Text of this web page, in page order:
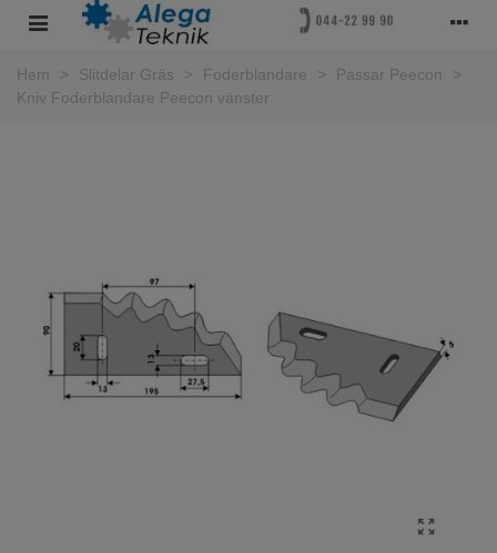
Hem > Slitdelar Gräs > Foderblandare > Passar Peecon
>
Kniv Foderblandare Peecon vänster